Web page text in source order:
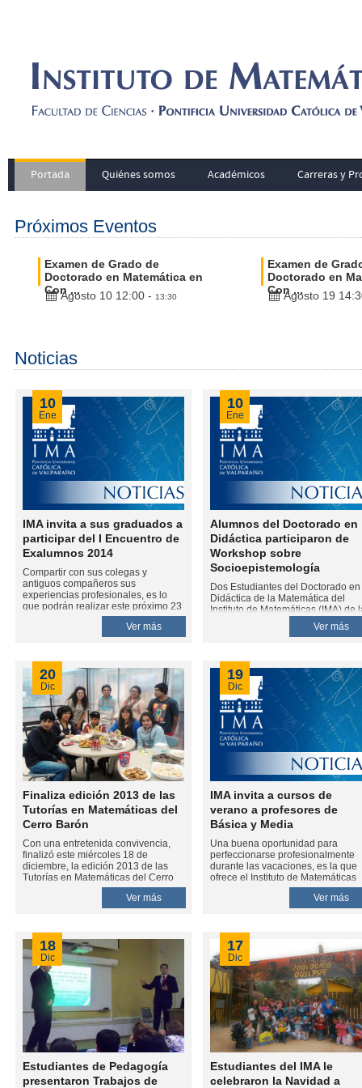
Portada Quiénes somos Académicos Carreras y
Próximos Eventos
Examen de Grado de
Doctorado en Matemática en
Con ...Agosto 10 12:00 - 13:30
Examen de
Doctorado en
Con ...Agosto 19
Noticias
10
Ene
IMA invita a sus graduados a
participar del I Encuentro de
Exalumnos 2014
Compartir con sus colegas y
antiguos compañeros sus
experiencias profesionales, es lo
que podrán realizar este próximo 23
de enero, los graduados del Instituto
de Matemáticas (IMA) de la
Pontificia Universidad Católica de
de Exalumnos 2014 del IMA. El
espacio, de carácter gratuito, se
llevará a cabo en las dependencias
de esta Unidad Académica, a partir
de las 10.00 horas.
Ver más
10
Ene
Alumnos del Doctorado en
Didáctica participaron de
Workshop sobre
Socioepistemología
Dos Estudiantes del Doctorado en
Didáctica de la Matemática del
Instituto de Matemáticas (IMA) de
Pontificia Universidad Católica de
Valparaíso (PUCV), expusieron
Tecnología; que se realizó ayer
Facultad de Humanidades y
Educación de la Universidad
Internacional SEK.
Ver más
20
Dic
Finaliza edición 2013 de las
Tutorías en Matemáticas del
Cerro Barón
Con una entretenida convivencia,
finalizó este miércoles 18 de
diciembre, la edición 2013 de las
Tutorías en Matemáticas del Cerro
Barón de Valparaíso. El proyecto,
llevado a cabo por estudiantes del
Instituto de Matemáticas (IMA) de la
Valparaíso (PUCV), consistió en
clases de reforzamiento para
alumnos de Enseñanza Básica y
Media.
Ver más
19
Dic
IMA invita a cursos de
verano a profesores de
Básica y Media
Una buena oportunidad para
perfeccionarse profesionalmente
durante las vacaciones, es la que
ofrece el Instituto de Matemáticas
(IMA) de la Pontificia Universidad
Católica de Valparaíso (PUCV) a
docentes del área que realicen
5º y 8º Básico. Se trata de dos
cursos de verano sobre
de Problemas para el aprendizaje
de la matemática en el aula”, que
realizarán a partir del 6 de enero
el IMA.
Ver más
18
Dic
Estudiantes de Pedagogía
presentaron Trabajos de
17
Dic
Estudiantes del IMA le
celebraron la Navidad a